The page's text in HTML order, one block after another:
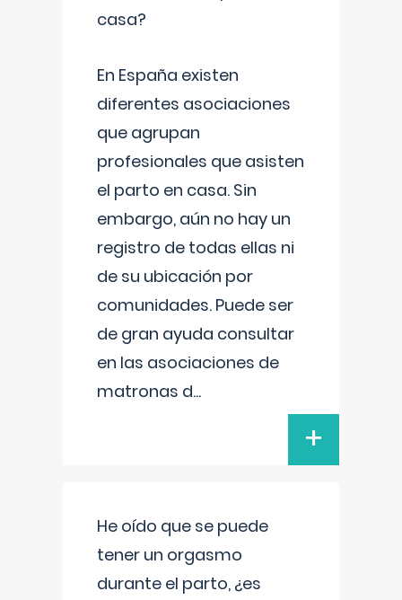
casa?
En España existen
diferentes asociaciones
que agrupan
profesionales que asisten
el parto en casa. Sin
embargo, aún no hay un
registro de todas ellas ni
de su ubicación por
comunidades. Puede ser
de gran ayuda consultar
en las asociaciones de
matronas d...
+
He oído que se puede
tener un orgasmo
durante el parto, ¿es